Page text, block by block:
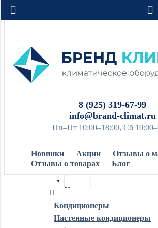
8 (925) 319-67-99
info@brand-climat.ru
Пн–Пт 10:00–18:00, Сб
Новинки Акции
Отзывы о
Отзывы о товарах
Блог
Кондиционеры
Обогреватели
Кондиционеры
Настенные кондиционеры